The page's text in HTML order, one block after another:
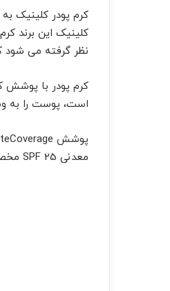
کرم پودر
کلینیک این برند
نظر گرفته می شود
است، پوست را
معدنی SPF 25 مخصوص پوست ترکیبی چرب ساخته شده است.